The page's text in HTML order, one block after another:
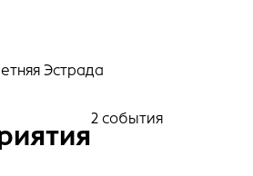
Эстрада
2 события